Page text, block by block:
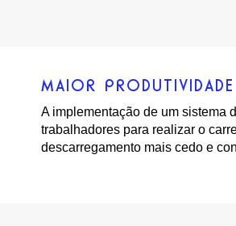
MAIOR PRODUTIVIDADE
A implementação de um sistema
trabalhadores para realizar o
descarregamento mais cedo e